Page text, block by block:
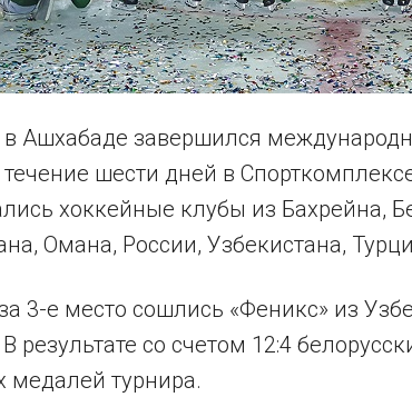
в Ашхабаде завершился
шести дней в
хоккейные клубы из Бахрейна,
Омана, России, Узбекистана,
3-е место сошлись «Феникс» из
результате со счетом 12:4
медалей турнира.